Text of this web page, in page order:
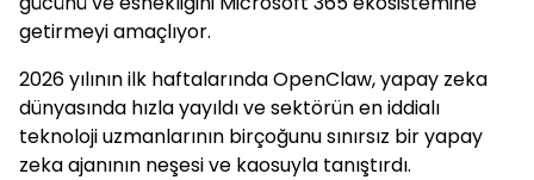
getirmeyi amaçlıyor.
2026 yılının ilk haftalarında OpenClaw, yapay zeka
dünyasında hızla yayıldı ve sektörün en iddialı
teknoloji uzmanlarının birçoğunu sınırsız bir yapay
zeka ajanının neşesi ve kaosuyla tanıştırdı.